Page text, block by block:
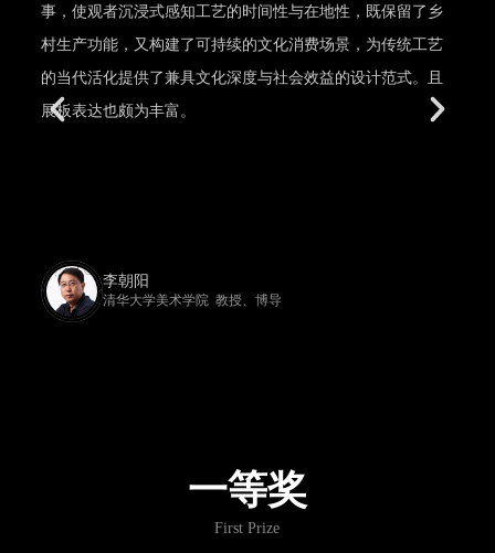
事，使观者沉浸式感知工艺的时间性与在地性，既保留了乡
村生产功能，又构建了可持续的文化消费场景，为传统工艺
的当代活化提供了兼具文化深度与社会效益的设计范式。且
展板表达也颇为丰富。
李朝阳
清华大学美术学院 教授、博导
一等奖
First Prize